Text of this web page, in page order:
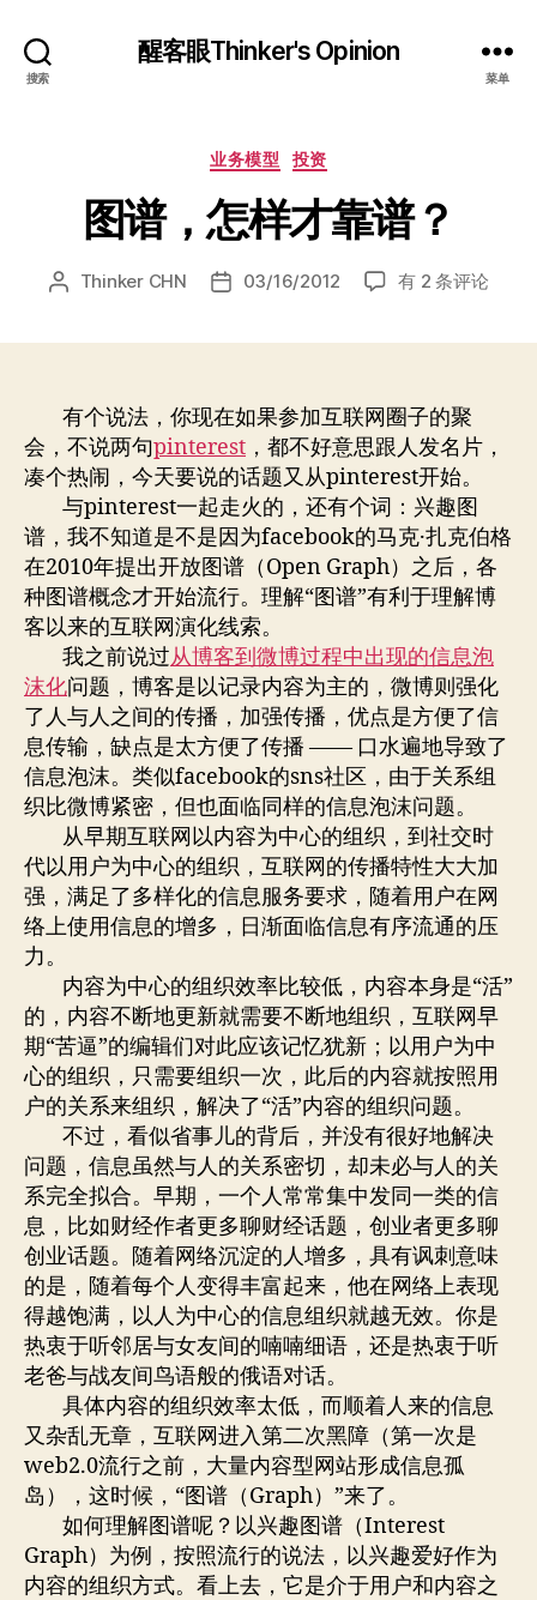
搜索
醒客眼Thinker's Opinion
菜单
分
业务模型 投资
图谱，怎样才靠谱？
文 Thinker CHN
发 03/16/2012
图
靠
谱？
有 2 条评论
有个说法，你现在如果参加互联网圈子的聚
会，不说两句pinterest ，都不好意思跟人发名片，
凑个热闹，今天要说的话题又从pinterest开始。
与pinterest一起走火的，还有个词：兴趣图
谱，我不知道是不是因为facebook的马克·扎克伯格
在2010年提出开放图谱（Open Graph）之后，各
种图谱概念才开始流行。理解“图谱”有利于理解博
客以来的互联网演化线索。
我之前说过从博客到微博过程中出现的信息泡
沫化问题，博客是以记录内容为主的，微博则强化
了人与人之间的传播，加强传播，优点是方便了信
息传输，缺点是太方便了传播 —— 口水遍地导致了
信息泡沫。类似facebook的sns社区，由于关系组
织比微博紧密，但也面临同样的信息泡沫问题。
从早期互联网以内容为中心的组织，到社交时
代以用户为中心的组织，互联网的传播特性大大加
强，满足了多样化的信息服务要求，随着用户在网
络上使用信息的增多，日渐面临信息有序流通的压
力。
内容为中心的组织效率比较低，内容本身是“活”
的，内容不断地更新就需要不断地组织，互联网早
期“苦逼”的编辑们对此应该记忆犹新；以用户为中
心的组织，只需要组织一次，此后的内容就按照用
户的关系来组织，解决了“活”内容的组织问题。
不过，看似省事儿的背后，并没有很好地解决
问题，信息虽然与人的关系密切，却未必与人的关
系完全拟合。早期，一个人常常集中发同一类的信
息，比如财经作者更多聊财经话题，创业者更多聊
创业话题。随着网络沉淀的人增多，具有讽刺意味
的是，随着每个人变得丰富起来，他在网络上表现
得越饱满，以人为中心的信息组织就越无效。你是
热衷于听邻居与女友间的喃喃细语，还是热衷于听
老爸与战友间鸟语般的俄语对话。
具体内容的组织效率太低，而顺着人来的信息
又杂乱无章，互联网进入第二次黑障（第一次是
web2.0流行之前，大量内容型网站形成信息孤
岛），这时候，“图谱（Graph）”来了。
如何理解图谱呢？以兴趣图谱（Interest
Graph）为例，按照流行的说法，以兴趣爱好作为
内容的组织方式。看上去，它是介于用户和内容之